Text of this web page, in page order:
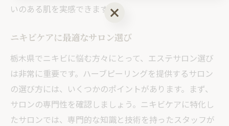
いのある肌を実感できます。
ニキビケアに最適なサロン選び
栃木県でニキビに悩む方々にとって、エステサロン選び
は非常に重要です。ハーブピーリングを提供するサロン
の選び方には、いくつかのポイントがあります。まず、
サロンの専門性を確認しましょう。ニキビケアに特化し
たサロンでは、専門的な知識と技術を持ったスタッフが
ご予約はこちら